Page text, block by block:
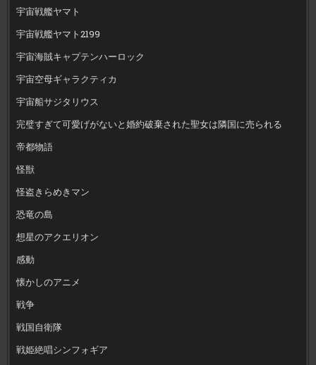
宇宙戦艦ヤマト
宇宙戦艦ヤマト2199
宇宙海賊キャプテンハーロック
宇宙空母ギャラクティカ
宇宙船サジタリウス
完璧すぎて可愛げがないと婚約破棄された聖女は隣国に売られる
帝都物語
怪獣
怪盗きらめきマン
恐竜の島
想星のアクエリオン
感動
懐かしのアニメ
戦争
戦国自衛隊
戦姫絶唱シンフォギア